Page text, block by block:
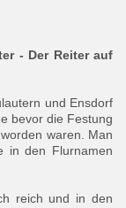
- Der Reiter auf
und Ensdorf
bevor die Festung
waren. Man
in den Flurnamen
reich und in den